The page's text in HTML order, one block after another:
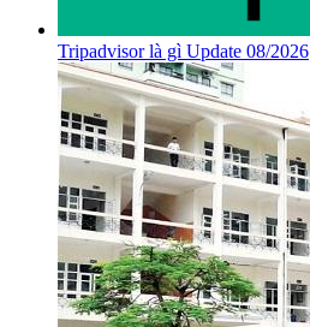
Tripadvisor là gì Update 08/2026